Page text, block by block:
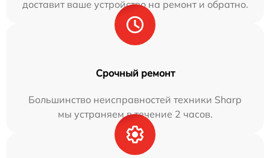
доставит ваше устройство на ремонт и обратно.
Срочный ремонт
Большинство неисправностей техники Sharp
мы устраняем в течение 2 часов.